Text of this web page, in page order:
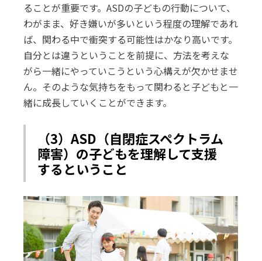
ることが重要です。ASDの子どもの行動について、
わがまま、好き嫌いが多いという程度の理解であれ
ば、関わる中で衝突する可能性はかなり高いです。
自分とは違うということを前提に、方法を考えな
がら一緒にやっていこうという心構えが欠かせませ
ん。そのような気持ちをもって関わると子どもと一
緒に成長していくことができます。
（3）ASD（自閉症スペクトラム
障害）の子どもを理解して支援
するということ